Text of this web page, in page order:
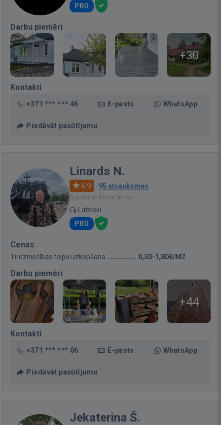
PRO
Darbu piemēri
+30
Kontakti
+371 *** *** 46 E-pasts WhatsApp
Piedāvāt pasūtījumu
Linards N.
4.9 · 95 atsauksmes
Bija vietnē: Pirms 20 min.
Latviski
PRO
Cenas
Tirdzniecības telpu uzkopšana 0,30-1,80€/M2
Darbu piemēri
+44
Kontakti
+371 *** *** 06 E-pasts WhatsApp
Piedāvāt pasūtījumu
Jekaterina Š.